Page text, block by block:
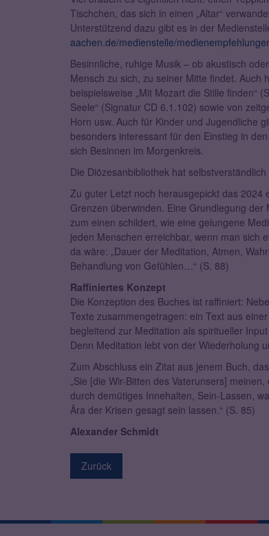
Tischchen, das sich in einen „Altar“
Unterstützend dazu gibt es in der
aachen.de/medienstelle/
Besinnliche, ruhige Musik – ob akustisch
Mensch zu sich, zu seiner Mitte findet. Auch
beispielsweise „Mit Mozart die Stille finden“
Seele“ (Signatur CD 6.1.102) sowie von
Horn usw. Auch für Kinder und Jugendliche
besonders interessant für den Einstieg in
sich Besinnen im Morgenkreis.
Die Diözesanbibliothek hat
Zu guter Letzt noch herausgepickt das 2024
Grenzen überwinden. Eine Grundlegung
zum einen schildert, wie eine gelungene
jeden Menschen erreichbar, wenn man sich
da wäre: „Dauer der Meditation, Atmen,
Behandlung von Gefühlen…“ (S. 88)
Raffiniertes Konzept
Die Konzeption des Buches ist raffiniert:
Texte zusammengetragen: ein Text aus
begleitend zur Meditation als spiritueller
Denn Meditation lebt von der Wiederholung
Zum Abschluss ein Zitat aus jenem Buch,
„Sie [die Wir-Bitten des Vaterunsers]
durch demütiges Innehalten, Sein-Lassen,
Ära der Krisen gesagt sein lassen.“ (S. 85)
Alexander Schmidt
Zurück